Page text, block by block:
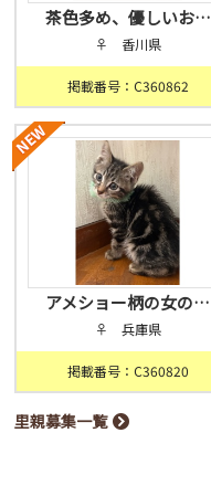
茶色多め、優しいお…
♀ 香川県
掲載番号：C360862
アメショー柄の女の…
♀ 兵庫県
掲載番号：C360820
里親募集一覧